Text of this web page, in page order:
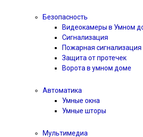
Безопасность
Видеокамеры в Умном
Сигнализация
Пожарная сигнализация
Защита от протечек
Ворота в умном доме
Автоматика
Умные окна
Умные шторы
Мультимедиа